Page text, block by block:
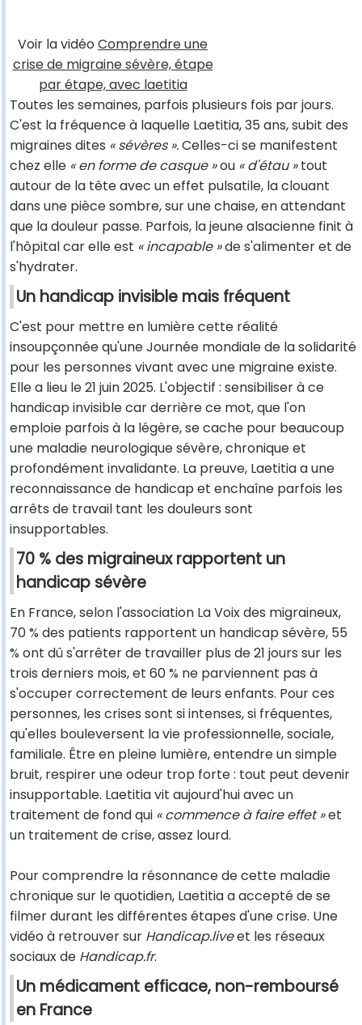
Voir la vidéo Comprendre une
crise de migraine sévère, étape
par étape, avec laetitia
Toutes les semaines, parfois plusieurs fois par jours.
C'est la fréquence à laquelle Laetitia, 35 ans, subit des
migraines dites « sévères ».Celles-ci se manifestent
chez elle « en forme de casque »ou « d'étau »tout
autour de la tête avec un effet pulsatile, la clouant
dans une pièce sombre, sur une chaise, en attendant
que la douleur passe. Parfois, la jeune alsacienne finit à
l'hôpital car elle est « incapable »de s'alimenter et de
s'hydrater.
Un handicap invisible mais fréquent
C'est pour mettre en lumière cette réalité
insoupçonnée qu'une Journée mondiale de la solidarité
pour les personnes vivant avec une migraine existe.
Elle a lieu le 21 juin 2025. L'objectif : sensibiliser à ce
handicap invisible car derrière ce mot, que l'on
emploie parfois à la légère, se cache pour beaucoup
une maladie neurologique sévère, chronique et
profondément invalidante. La preuve, Laetitia a une
reconnaissance de handicap et enchaîne parfois les
arrêts de travail tant les douleurs sont
insupportables.
70 % des migraineux rapportent un
handicap sévère
En France, selon l'association La Voix des migraineux,
70 % des patients rapportent un handicap sévère, 55
% ont dû s'arrêter de travailler plus de 21 jours sur les
trois derniers mois, et 60 % ne parviennent pas à
s'occuper correctement de leurs enfants. Pour ces
personnes, les crises sont si intenses, si fréquentes,
qu'elles bouleversent la vie professionnelle, sociale,
familiale. Être en pleine lumière, entendre un simple
bruit, respirer une odeur trop forte : tout peut devenir
insupportable. Laetitia vit aujourd'hui avec un
traitement de fond qui « commence à faire effet »et
un traitement de crise, assez lourd.
Pour comprendre la résonnance de cette maladie
chronique sur le quotidien, Laetitia a accepté de se
filmer durant les différentes étapes d'une crise. Une
vidéo à retrouver sur Handicap.liveet les réseaux
sociaux de Handicap.fr.
Un médicament efficace, non-remboursé
en France